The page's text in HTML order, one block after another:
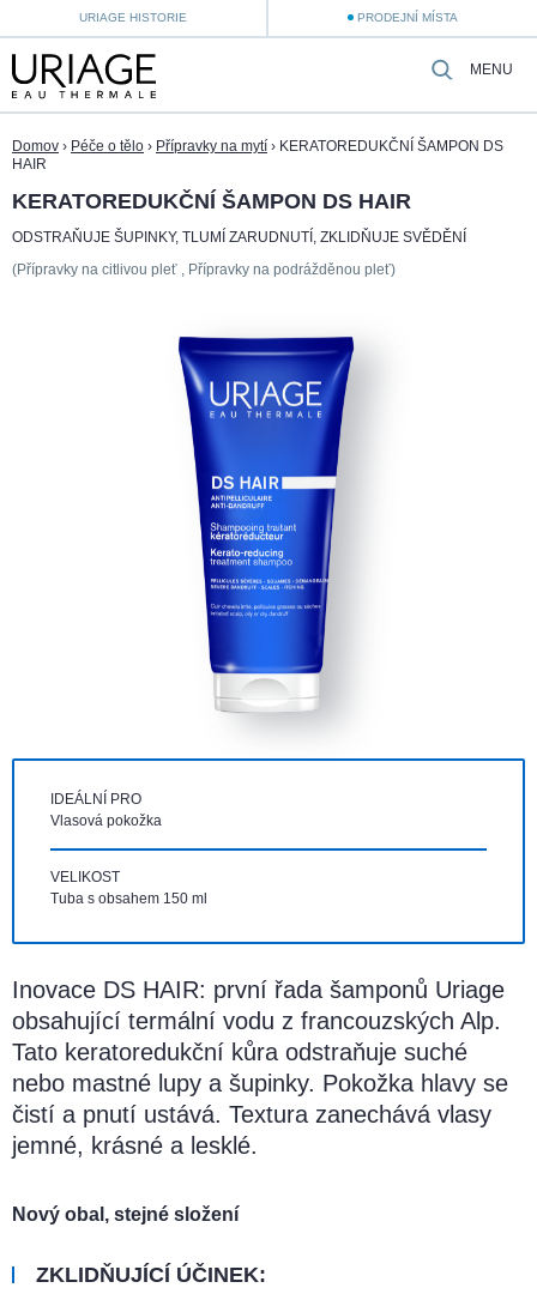
URIAGE HISTORIE PRODEJNÍ MÍSTA
MENU
Domov › Péče o tělo › Přípravky na mytí › KERATOREDUKČNÍ ŠAMPON DS
HAIR
KERATOREDUKČNÍ ŠAMPON DS HAIR
ODSTRAŇUJE ŠUPINKY, TLUMÍ ZARUDNUTÍ, ZKLIDŇUJE SVĚDĚNÍ
(Přípravky na citlivou pleť , Přípravky na podrážděnou pleť)
IDEÁLNÍ PRO
Vlasová pokožka
VELIKOST
Tuba s obsahem 150 ml
Inovace DS HAIR: první řada šamponů Uriage
obsahující termální vodu z francouzských Alp.
Tato keratoredukční kůra odstraňuje suché
nebo mastné lupy a šupinky. Pokožka hlavy se
čistí a pnutí ustává. Textura zanechává vlasy
jemné, krásné a lesklé.
Nový obal, stejné složení
ZKLIDŇUJÍCÍ ÚČINEK: